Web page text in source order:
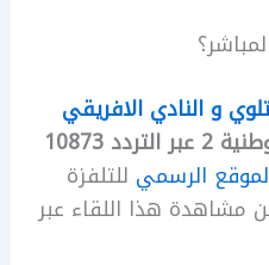
و النادي الافريقي
10873
الرسمي للتلفزة
مشاهدة هذا اللقاء عبر